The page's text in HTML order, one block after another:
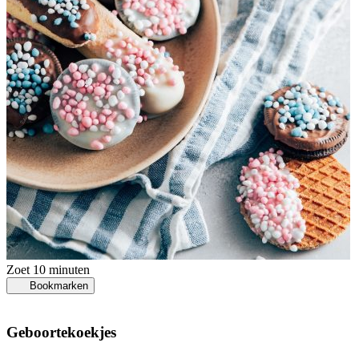
Zoet 10 minuten
Bookmarken
Geboortekoekjes